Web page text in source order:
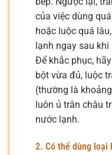
của việc dùng
hoặc luộc quá
lạnh ngay sau khi
Để khắc phục,
bột vừa đủ, luộc
(thường là
luôn ủ trân châu
nước lạnh.
2. Có thể dùng loại